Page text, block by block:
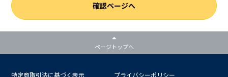
確認ページへ
ページトップへ
特定商取引法に基づく表示
プライバシーポリシー